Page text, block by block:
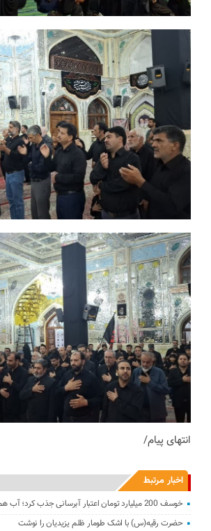
انتهای پیام/
اخبار مرتبط
خوسف 200 میلیارد تومان اعتبار آبرسانی جذب کرد؛ آب همچنان دغدغه نخست
حضرت رقیه(س) با اشک طومار ظلم یزیدیان را نوشت